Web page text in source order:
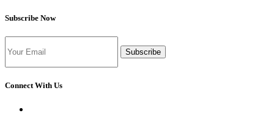
Subscribe Now
Subscribe
Connect With Us